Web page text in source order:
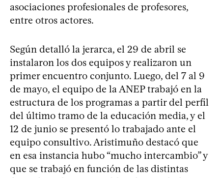
asociaciones profesionales de profesores,
entre otros actores.
Según detalló la jerarca, el 29 de abril se
instalaron los dos equipos y realizaron un
primer encuentro conjunto. Luego, del 7 al 9
de mayo, el equipo de la ANEP trabajó en la
estructura de los programas a partir del perfil
del último tramo de la educación media, y el
12 de junio se presentó lo trabajado ante el
equipo consultivo. Aristimuño destacó que
en esa instancia hubo “mucho intercambio” y
que se trabajó en función de las distintas